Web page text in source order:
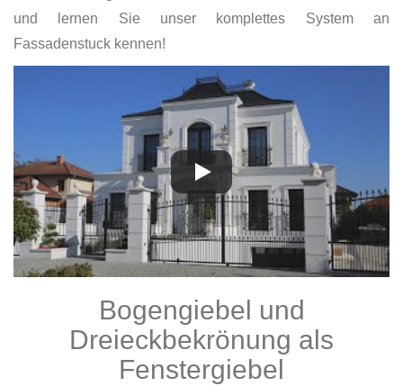
und lernen Sie unser komplettes System an
Fassadenstuck kennen!
Bogengiebel und
Dreieckbekrönung als
Fenstergiebel